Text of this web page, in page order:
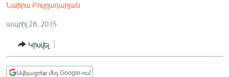
ՏՆՏԵՍՈՒԹՅՈՒՆ
ՂԱՐԱԲԱՂ
Նաիրա Բուլղադարյան
ապրիլ 28, 2015
Կիսվել
Ավելացրեք մեզ Google-ում